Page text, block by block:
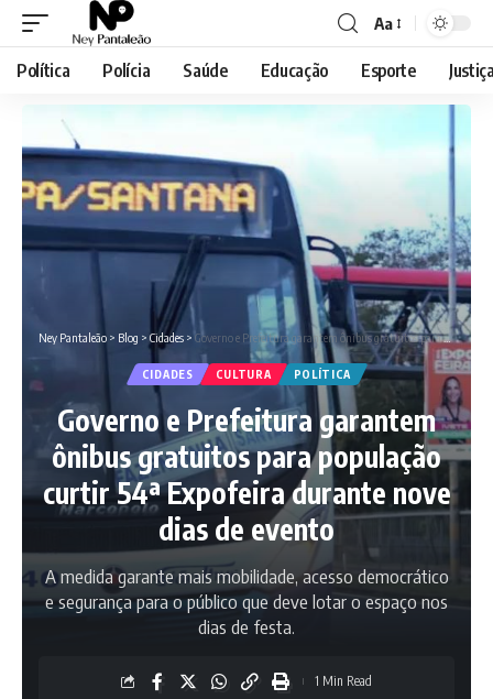
Font
Resizer
Aa
Política Polícia Saúde Educação Esporte
Ney Pantaleão > Blog > Cidades >Governo e Prefeitura garantem ônibus gratuitos para população curtir 54ª Expofeira durante nove dias de evento
CIDADES CULTURA POLÍTICA
Governo e Prefeitura garantem
ônibus gratuitos para população
curtir 54ª Expofeira durante nove
dias de evento
A medida garante mais mobilidade, acesso democrático
e segurança para o público que deve lotar o espaço nos
dias de festa.
1 Min Read